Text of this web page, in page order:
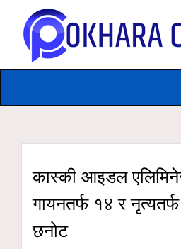
कास्की आइडल
गायनतर्फ १४ र
छनोट